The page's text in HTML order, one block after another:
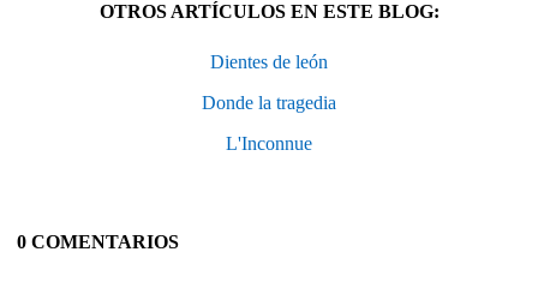
OTROS ARTÍCULOS EN ESTE BLOG:
Dientes de león
Donde la tragedia
L'Inconnue
0 COMENTARIOS